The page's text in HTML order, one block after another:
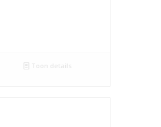
Toon details